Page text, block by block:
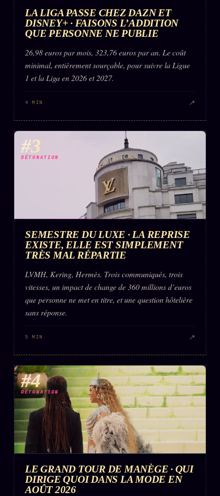
Business
FAQ
Mentions légales
llms.txt
LA LIGA PASSE CHEZ DAZN ET
DISNEY+ · FAISONS L’ADDITION
QUE PERSONNE NE PUBLIE
26,98 euros par mois, 323,76 euros par an. Le coût
minimal, entièrement sourçable, pour suivre la Ligue
1 et la Liga en 2026 et 2027.
4 MIN ↗
#3
DÉTONATION
SEMESTRE DU LUXE · LA REPRISE
EXISTE, ELLE EST SIMPLEMENT
TRÈS MAL RÉPARTIE
LVMH, Kering, Hermès. Trois communiqués, trois
vitesses, un impact de change de 360 millions d’euros
que personne ne met en titre, et une question hôtelière
sans réponse.
5 MIN ↗
#4
DÉTONATION
LE GRAND TOUR DE MANÈGE · QUI
DIRIGE QUOI DANS LA MODE EN
AOÛT 2026